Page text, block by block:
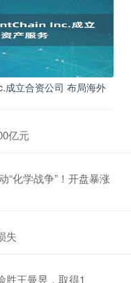
成立合资公司 布局海外
亿元
“化学战争”！开盘暴涨
失
胜王曼昱，取得1